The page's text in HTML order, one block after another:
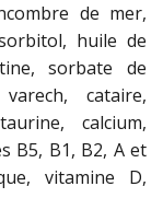
de mer,
huile de
sorbate de
cataire,
calcium,
B5, B1, B2, A et
vitamine D,